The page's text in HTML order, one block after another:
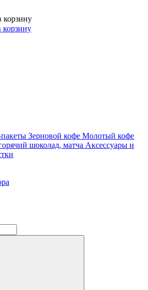
корзину
корзину
Зерновой кофе Молотый кофе
шоколад, матча Аксессуары и